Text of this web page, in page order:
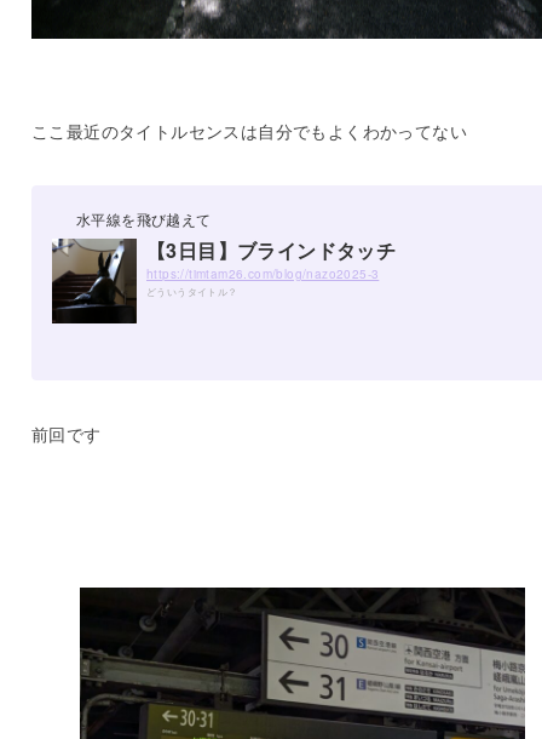
ここ最近のタイトルセンスは自分でもよくわかってない
水平線を飛び越えて
【3日目】ブラインドタッチ
https://timtam26.com/blog/nazo2025-3
どういうタイトル？
前回です